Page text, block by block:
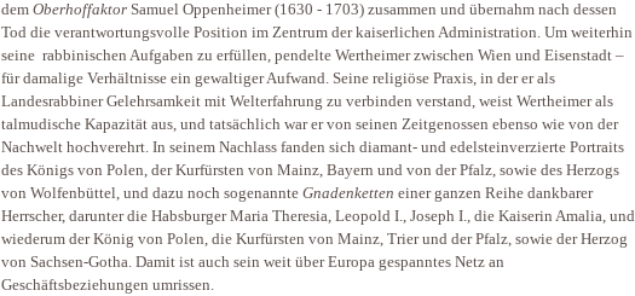
dem Oberhoffaktor Samuel Oppenheimer (1630 - 1703) zusammen und übernahm nach dessen
Tod die verantwortungsvolle Position im Zentrum der kaiserlichen Administration. Um weiterhin
seine rabbinischen Aufgaben zu erfüllen, pendelte Wertheimer zwischen Wien und Eisenstadt –
für damalige Verhältnisse ein gewaltiger Aufwand. Seine religiöse Praxis, in der er als
Landesrabbiner Gelehrsamkeit mit Welterfahrung zu verbinden verstand, weist Wertheimer als
talmudische Kapazität aus, und tatsächlich war er von seinen Zeitgenossen ebenso wie von der
Nachwelt hochverehrt. In seinem Nachlass fanden sich diamant- und edelsteinverzierte Portraits
des Königs von Polen, der Kurfürsten von Mainz, Bayern und von der Pfalz, sowie des Herzogs
von Wolfenbüttel, und dazu noch sogenannte Gnadenketten einer ganzen Reihe dankbarer
Herrscher, darunter die Habsburger Maria Theresia, Leopold I., Joseph I., die Kaiserin Amalia, und
wiederum der König von Polen, die Kurfürsten von Mainz, Trier und der Pfalz, sowie der Herzog
von Sachsen-Gotha. Damit ist auch sein weit über Europa gespanntes Netz an
Geschäftsbeziehungen umrissen.